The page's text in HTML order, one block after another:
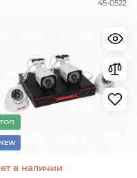
45-0522
TОП
NEW
в наличии